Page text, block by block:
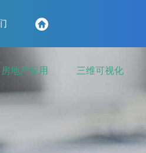
房地产应用 三维可视化